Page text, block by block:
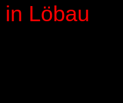
in Löbau